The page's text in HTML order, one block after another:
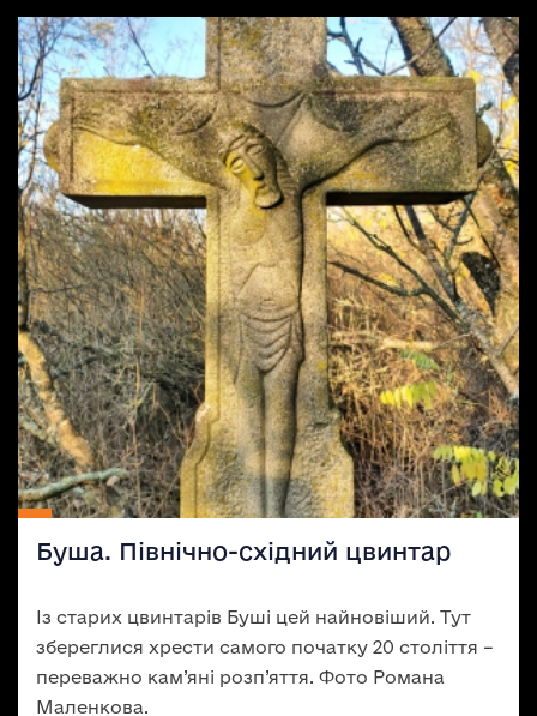
Буша. Північно-східний цвинтар
Із старих цвинтарів Буші цей найновіший. Тут
збереглися хрести самого початку 20 століття –
переважно кам’яні розп’яття. Фото Романа
Маленкова.